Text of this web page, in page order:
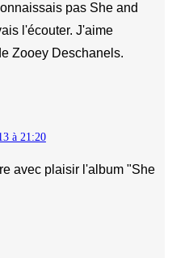
pas She and
l'écouter. J'aime
Zooey Deschanels.
à 21:20
avec plaisir l'album "She